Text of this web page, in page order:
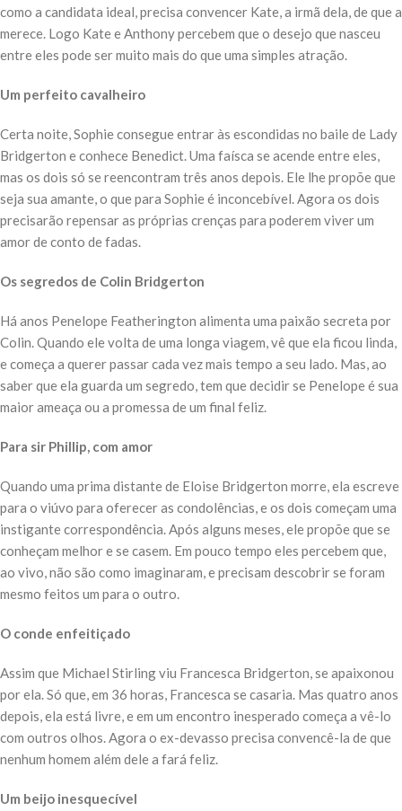
como a candidata ideal, precisa convencer Kate, a irmã dela, de que a
merece. Logo Kate e Anthony percebem que o desejo que nasceu
entre eles pode ser muito mais do que uma simples atração.
Um perfeito cavalheiro
Certa noite, Sophie consegue entrar às escondidas no baile de Lady
Bridgerton e conhece Benedict. Uma faísca se acende entre eles,
mas os dois só se reencontram três anos depois. Ele lhe propõe que
seja sua amante, o que para Sophie é inconcebível. Agora os dois
precisarão repensar as próprias crenças para poderem viver um
amor de conto de fadas.
Os segredos de Colin Bridgerton
Há anos Penelope Featherington alimenta uma paixão secreta por
Colin. Quando ele volta de uma longa viagem, vê que ela ficou linda,
e começa a querer passar cada vez mais tempo a seu lado. Mas, ao
saber que ela guarda um segredo, tem que decidir se Penelope é sua
maior ameaça ou a promessa de um final feliz.
Para sir Phillip, com amor
Quando uma prima distante de Eloise Bridgerton morre, ela escreve
para o viúvo para oferecer as condolências, e os dois começam uma
instigante correspondência. Após alguns meses, ele propõe que se
conheçam melhor e se casem. Em pouco tempo eles percebem que,
ao vivo, não são como imaginaram, e precisam descobrir se foram
mesmo feitos um para o outro.
O conde enfeitiçado
Assim que Michael Stirling viu Francesca Bridgerton, se apaixonou
por ela. Só que, em 36 horas, Francesca se casaria. Mas quatro anos
depois, ela está livre, e em um encontro inesperado começa a vê-lo
com outros olhos. Agora o ex-devasso precisa convencê-la de que
nenhum homem além dele a fará feliz.
Um beijo inesquecível